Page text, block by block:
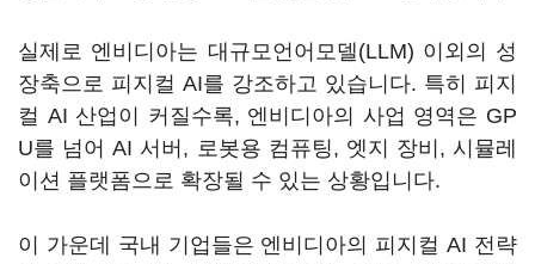
실제로 엔비디아는 대규모언어모델(LLM) 이외의 성
장축으로 피지컬 AI를 강조하고 있습니다. 특히 피지
컬 AI 산업이 커질수록, 엔비디아의 사업 영역은 GP
U를 넘어 AI 서버, 로봇용 컴퓨팅, 엣지 장비, 시뮬레
이션 플랫폼으로 확장될 수 있는 상황입니다.
이 가운데 국내 기업들은 엔비디아의 피지컬 AI 전략